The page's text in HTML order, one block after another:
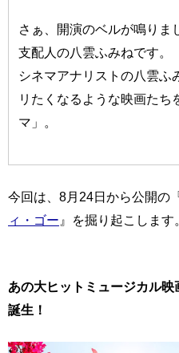
さぁ、開演のベルが鳴りま
支配人の八雲ふみねです。
シネマアナリストの八雲ふ
リたくなるような映画たち
マ」。
今回は、8月24日から公開の
ィ・ゴー 』を掘り起こします。
あの大ヒットミュージカル
誕生！